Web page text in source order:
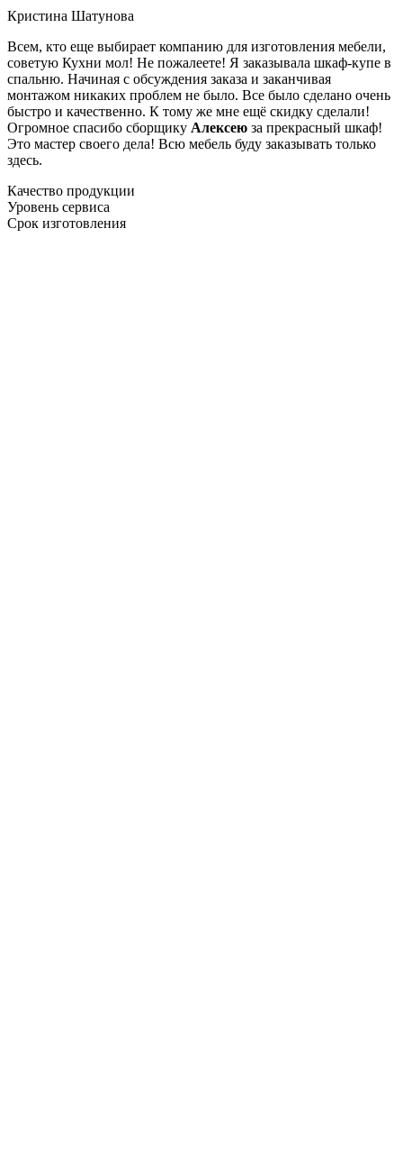
Кристина Шатунова
Всем, кто еще выбирает компанию для изготовления мебели,
советую Кухни мол! Не пожалеете! Я заказывала шкаф-купе в
спальню. Начиная с обсуждения заказа и заканчивая
монтажом никаких проблем не было. Все было сделано очень
быстро и качественно. К тому же мне ещё скидку сделали!
Огромное спасибо сборщику Алексею за прекрасный шкаф!
Это мастер своего дела! Всю мебель буду заказывать только
здесь.
Качество продукции
Уровень сервиса
Срок изготовления